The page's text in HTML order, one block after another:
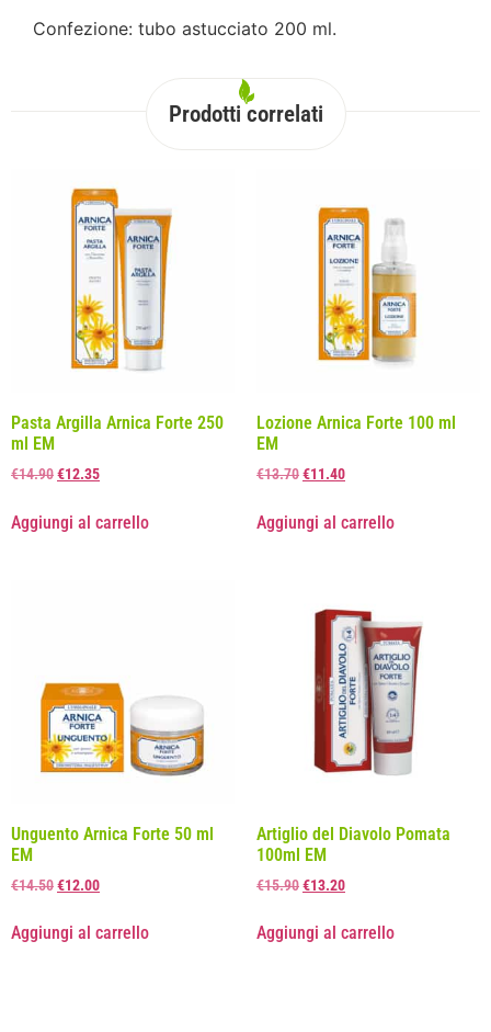
Confezione: tubo astucciato 200 ml.
Prodotti correlati
Pasta Argilla Arnica Forte 250
ml EM
€14.90€12.35
Aggiungi al carrello
Lozione Arnica Forte 100 ml
EM
€13.70€11.40
Aggiungi al carrello
Unguento Arnica Forte 50 ml
EM
€14.50€12.00
Aggiungi al carrello
Artiglio del Diavolo Pomata
100ml EM
€15.90€13.20
Aggiungi al carrello